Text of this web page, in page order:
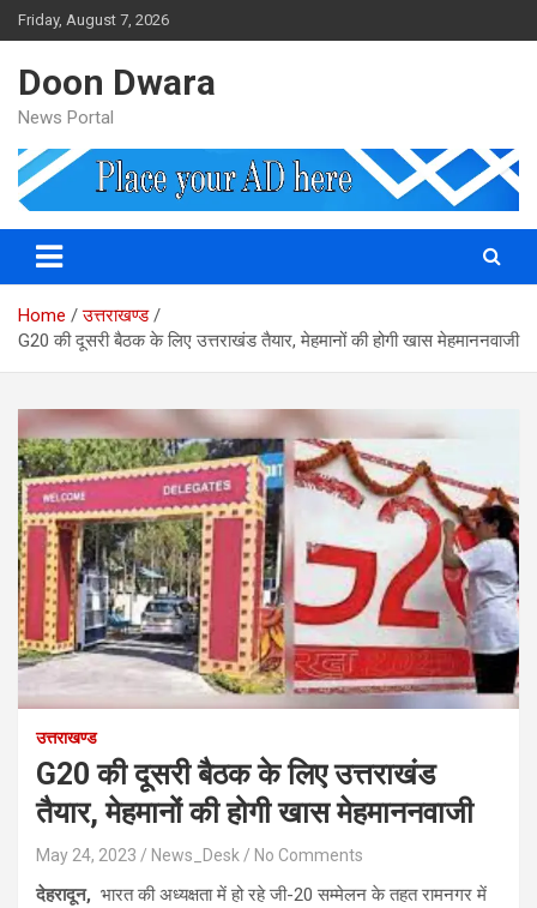
Skip
to
Friday, August 7, 2026
Doon Dwara
News Portal
Home
उत्तराखण्ड
G20 की दूसरी बैठक के लिए उत्तराखंड तैयार, मेहमानों की होगी खास मेहमाननवाजी
उत्तराखण्ड
G20 की दूसरी बैठक के लिए उत्तराखंड
तैयार, मेहमानों की होगी खास मेहमाननवाजी
May 24, 2023 News_Desk No Comments
देहरादून, भारत की अध्यक्षता में हो रहे जी-20 सम्मेलन के तहत रामनगर में